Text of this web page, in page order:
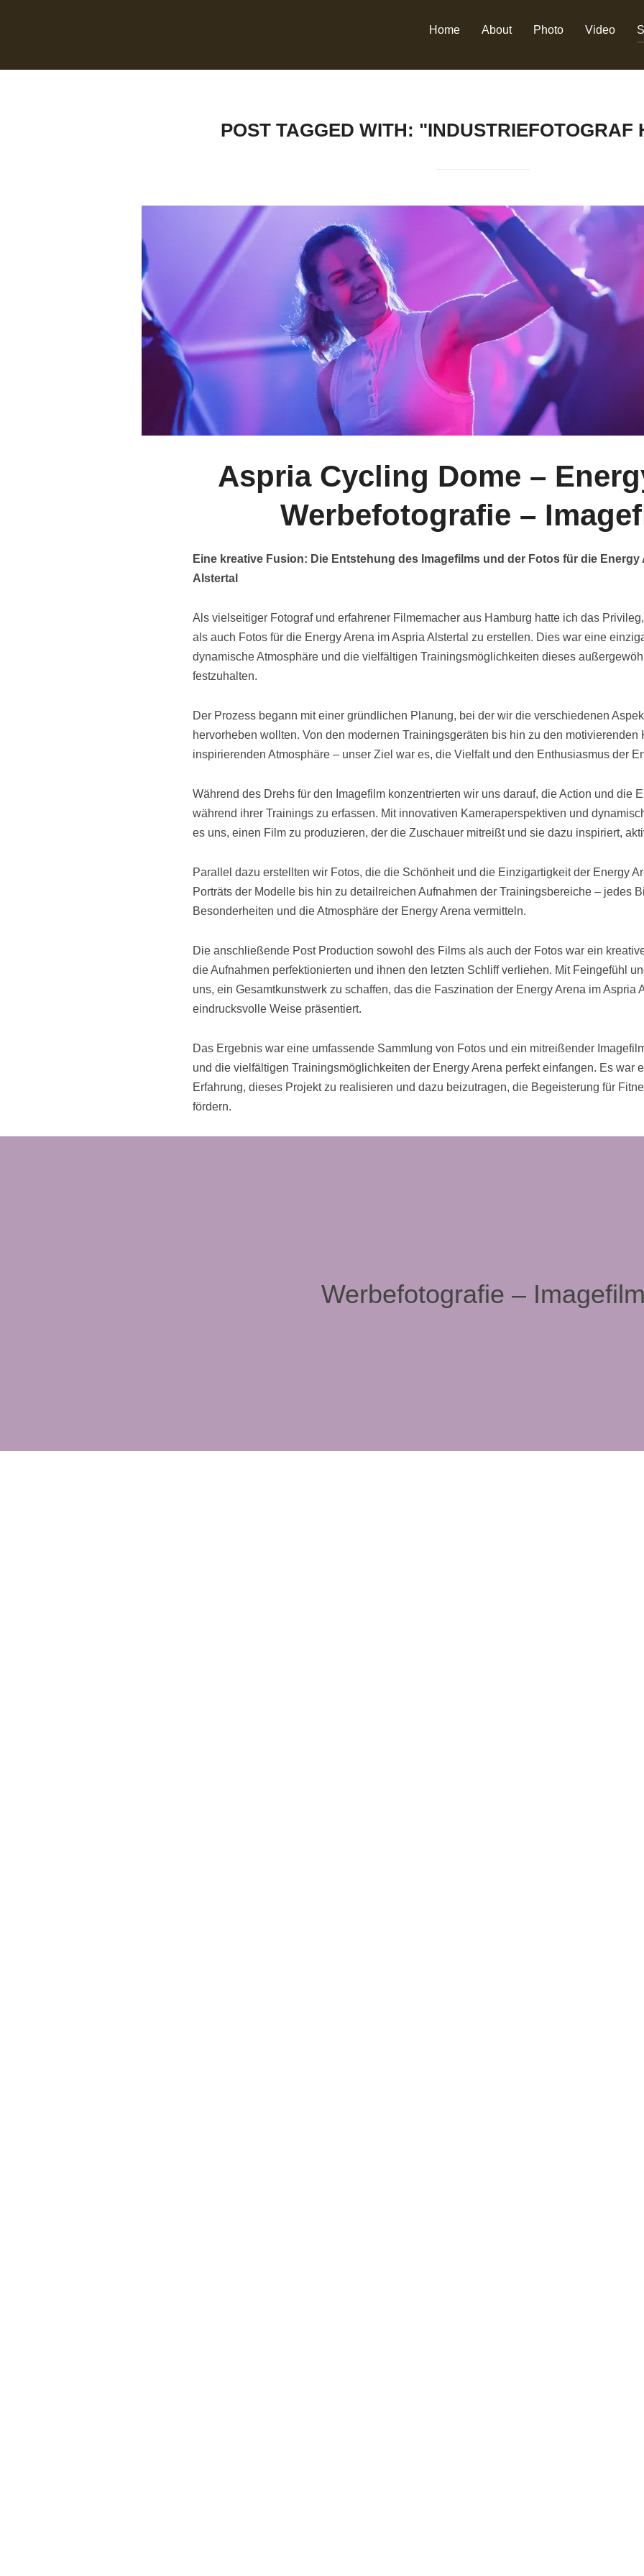
Home About Photo Video
POST TAGGED WITH: "INDUSTRIEFOTOGRAF
Aspria Cycling Dome –
Werbefotografie –
Eine kreative Fusion: Die Entstehung des Imagefilms und der Fotos für die Energy
Alstertal
Als vielseitiger Fotograf und erfahrener Filmemacher aus Hamburg hatte ich das
als auch Fotos für die Energy Arena im Aspria Alstertal zu erstellen. Dies war eine
dynamische Atmosphäre und die vielfältigen Trainingsmöglichkeiten dieses
festzuhalten.
Der Prozess begann mit einer gründlichen Planung, bei der wir die verschiedenen
hervorheben wollten. Von den modernen Trainingsgeräten bis hin zu den motivierenden
inspirierenden Atmosphäre – unser Ziel war es, die Vielfalt und den Enthusiasmus der
Während des Drehs für den Imagefilm konzentrierten wir uns darauf, die Action und die
während ihrer Trainings zu erfassen. Mit innovativen Kameraperspektiven und
es uns, einen Film zu produzieren, der die Zuschauer mitreißt und sie dazu inspiriert,
Parallel dazu erstellten wir Fotos, die die Schönheit und die Einzigartigkeit der Energy
Porträts der Modelle bis hin zu detailreichen Aufnahmen der Trainingsbereiche – jedes
Besonderheiten und die Atmosphäre der Energy Arena vermitteln.
Die anschließende Post Production sowohl des Films als auch der Fotos war ein
die Aufnahmen perfektionierten und ihnen den letzten Schliff verliehen. Mit Feingefühl
uns, ein Gesamtkunstwerk zu schaffen, das die Faszination der Energy Arena im Aspria
eindrucksvolle Weise präsentiert.
Das Ergebnis war eine umfassende Sammlung von Fotos und ein mitreißender
und die vielfältigen Trainingsmöglichkeiten der Energy Arena perfekt einfangen. Es war
Erfahrung, dieses Projekt zu realisieren und dazu beizutragen, die Begeisterung für
fördern.
Werbefotografie –